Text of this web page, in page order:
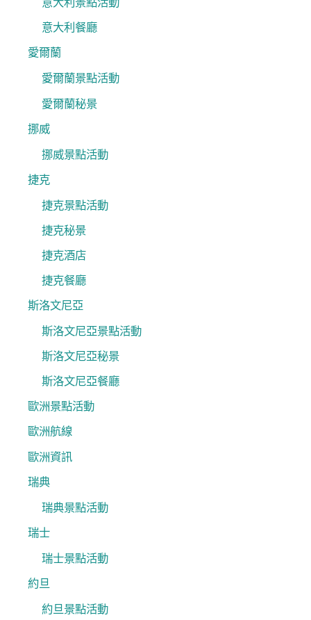
意大利餐廳
愛爾蘭
愛爾蘭景點活動
愛爾蘭秘景
挪威
挪威景點活動
捷克
捷克景點活動
捷克秘景
捷克酒店
捷克餐廳
斯洛文尼亞
斯洛文尼亞景點活動
斯洛文尼亞秘景
斯洛文尼亞餐廳
歐洲景點活動
歐洲航線
歐洲資訊
瑞典
瑞典景點活動
瑞士
瑞士景點活動
約旦
約旦景點活動